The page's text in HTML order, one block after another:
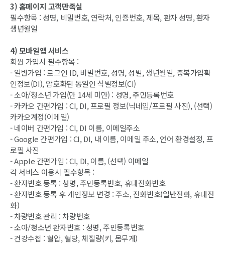
3) 홈페이지 고객만족실
필수항목 : 성명, 비밀번호, 연락처, 인증번호, 제목, 환자 성명, 환자
생년월일
4) 모바일앱 서비스
회원 가입시 필수항목 :
- 일반가입 : 로그인 ID, 비밀번호, 성명, 성별, 생년월일, 중복가입확
인정보(DI), 암호화된 동일인 식별정보(CI)
- 소아/청소년 가입(만 14세 미만) : 성명, 주민등록번호
- 카카오 간편가입 : CI, DI, 프로필 정보(닉네임/프로필 사진), (선택)
카카오계정(이메일)
- 네이버 간편가입 : CI, DI 이름, 이메일주소
- Google 간편가입 : CI, DI, 내 이름, 이메일 주소, 언어 환경설정, 프
로필 사진
- Apple 간편가입 : CI, DI, 이름, (선택) 이메일
각 서비스 이용시 필수항목 :
- 환자번호 등록 : 성명, 주민등록번호, 휴대전화번호
- 환자번호 등록 후 개인정보 변경 : 주소, 전화번호(일반전화, 휴대전
화)
- 차량번호 관리 : 차량번호
- 소아/청소년 환자번호 : 성명, 주민등록번호
- 건강수첩 : 혈압, 혈당, 체질량(키, 몸무게)